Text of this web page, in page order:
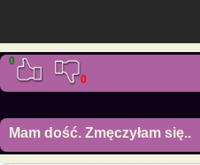
0
0
Mam dość. Zmęczyłam się..